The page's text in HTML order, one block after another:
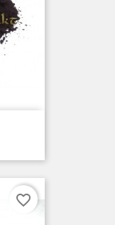
favorite_border